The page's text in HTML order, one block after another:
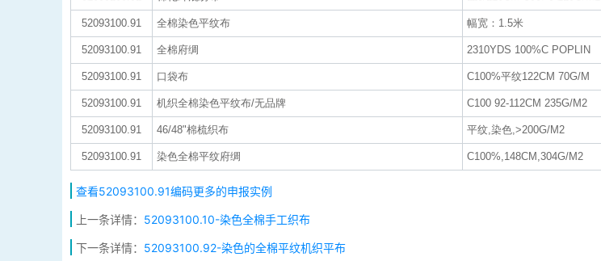
52093100.91 全棉染色平纹布 幅宽：1.5米
52093100.91 全棉府绸 2310YDS 100%C POPLIN
52093100.91 口袋布 C100%平纹122CM 70G/M
52093100.91 机织全棉染色平纹布/无品牌 C100 92-112CM 235G/M2
52093100.91 46/48"棉梳织布 平纹,染色,>200G/M2
52093100.91 染色全棉平纹府绸 C100%,148CM,304G/M2
查看52093100.91编码更多的申报实例
上一条详情： 52093100.10-染色全棉手工织布
下一条详情： 52093100.92-染色的全棉平纹机织平布